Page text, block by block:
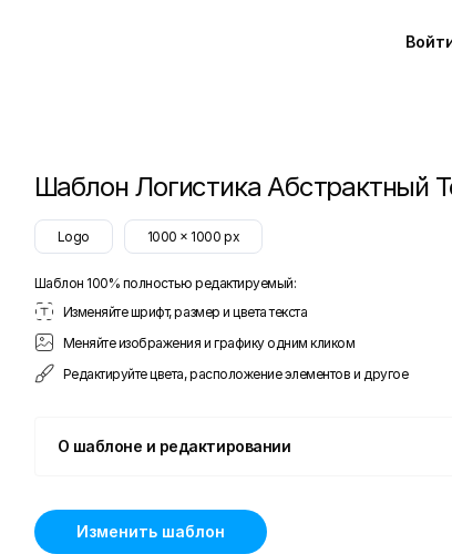
Шаблон Логистика Абстрактный
Logo 1000 x 1000 px
Шаблон 100% полностью редактируемый:
Изменяйте шрифт, размер и цвета текста
Меняйте изображения и графику одним кликом
Редактируйте цвета, расположение элементов и другое
О шаблоне и редактировании
Изменить шаблон